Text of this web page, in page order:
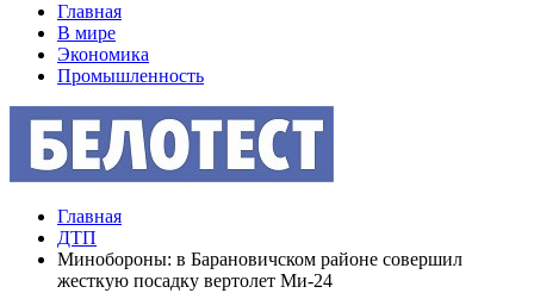
Главная
В мире
Экономика
Промышленность
Главная
ДТП
Минобороны: в Барановичском районе совершил
жесткую посадку вертолет Ми-24